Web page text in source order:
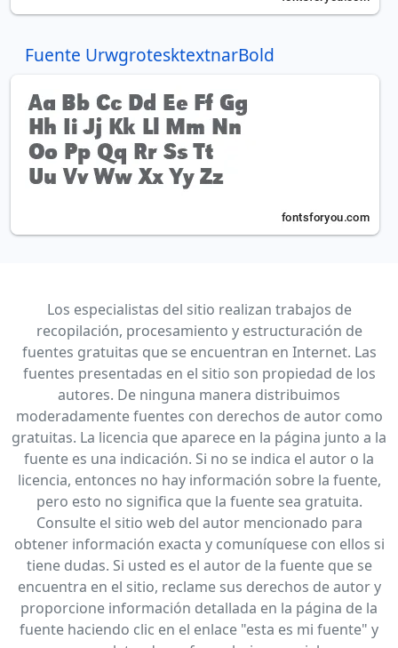
Fuente UrwgrotesktextnarBold
Los especialistas del sitio realizan trabajos de
recopilación, procesamiento y estructuración de
fuentes gratuitas que se encuentran en Internet. Las
fuentes presentadas en el sitio son propiedad de los
autores. De ninguna manera distribuimos
moderadamente fuentes con derechos de autor como
gratuitas. La licencia que aparece en la página junto a la
fuente es una indicación. Si no se indica el autor o la
licencia, entonces no hay información sobre la fuente,
pero esto no significa que la fuente sea gratuita.
Consulte el sitio web del autor mencionado para
obtener información exacta y comuníquese con ellos si
tiene dudas. Si usted es el autor de la fuente que se
encuentra en el sitio, reclame sus derechos de autor y
proporcione información detallada en la página de la
fuente haciendo clic en el enlace "esta es mi fuente" y